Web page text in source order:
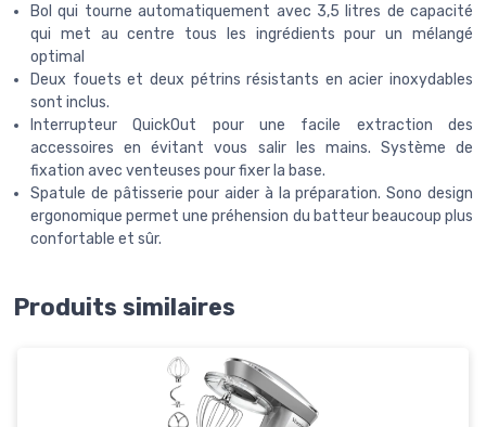
Bol qui tourne automatiquement avec 3,5 litres de capacité
qui met au centre tous les ingrédients pour un mélangé
optimal
Deux fouets et deux pétrins résistants en acier inoxydables
sont inclus.
Interrupteur QuickOut pour une facile extraction des
accessoires en évitant vous salir les mains. Système de
fixation avec venteuses pour fixer la base.
Spatule de pâtisserie pour aider à la préparation. Sono design
ergonomique permet une préhension du batteur beaucoup plus
confortable et sûr.
Produits similaires